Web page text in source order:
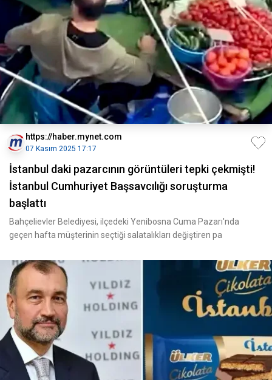
https://haber.mynet.com
07 Kasım 2025 17:17
İstanbul daki pazarcının görüntüleri tepki çekmişti!
İstanbul Cumhuriyet Başsavcılığı soruşturma
başlattı
Bahçelievler Belediyesi, ilçedeki Yenibosna Cuma Pazarı'nda
geçen hafta müşterinin seçtiği salatalıkları değiştiren pa